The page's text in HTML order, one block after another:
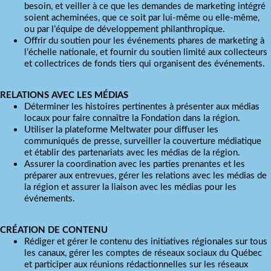
besoin, et veiller à ce que les demandes de marketing intégré
soient acheminées, que ce soit par lui-même ou elle-même,
ou par l’équipe de développement philanthropique.
Offrir du soutien pour les événements phares de marketing à
l’échelle nationale, et fournir du soutien limité aux collecteurs
et collectrices de fonds tiers qui organisent des événements.
RELATIONS AVEC LES MÉDIAS
Déterminer les histoires pertinentes à présenter aux médias
locaux pour faire connaître la Fondation dans la région.
Utiliser la plateforme Meltwater pour diffuser les
communiqués de presse, surveiller la couverture médiatique
et établir des partenariats avec les médias de la région.
Assurer la coordination avec les parties prenantes et les
préparer aux entrevues, gérer les relations avec les médias de
la région et assurer la liaison avec les médias pour les
événements.
CRÉATION DE CONTENU
Rédiger et gérer le contenu des initiatives régionales sur tous
les canaux, gérer les comptes de réseaux sociaux du Québec
et participer aux réunions rédactionnelles sur les réseaux